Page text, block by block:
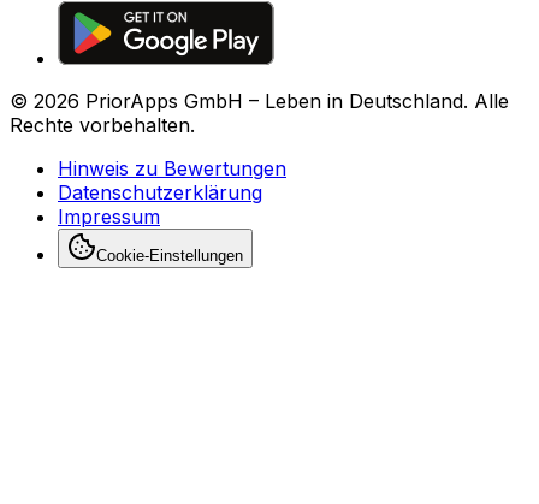
© 2026 PriorApps GmbH – Leben in Deutschland. Alle
Rechte vorbehalten.
Hinweis zu Bewertungen
Datenschutzerklärung
Impressum
Cookie-Einstellungen